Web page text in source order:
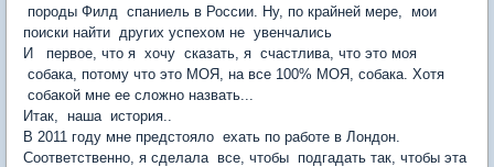
породы Филд спаниель в России. Ну, по крайней мере, мои
поиски найти других успехом не увенчались
И первое, что я хочу сказать, я счастлива, что это моя
собака, потому что это МОЯ, на все 100% МОЯ, собака. Хотя
собакой мне ее сложно назвать...
Итак, наша история..
В 2011 году мне предстояло ехать по работе в Лондон.
Соответственно, я сделала все, чтобы подгадать так, чтобы эта